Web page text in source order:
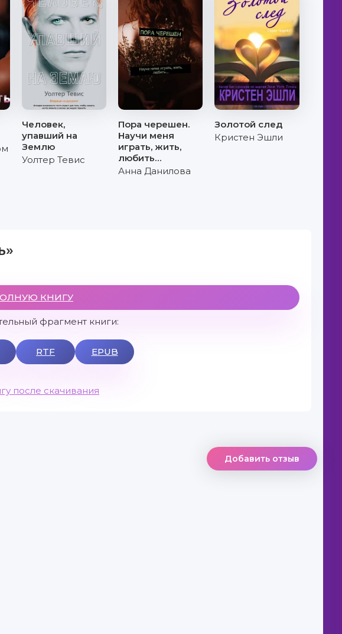
Человек,
упавший на
Землю
Уолтер Тевис
Пора черешен.
Научи меня
играть, жить,
любить…
Анна Данилова
Золотой след
Кристен Эшли
КНИГУ
фрагмент книги:
RTF EPUB
после скачивания
Добавить отзыв